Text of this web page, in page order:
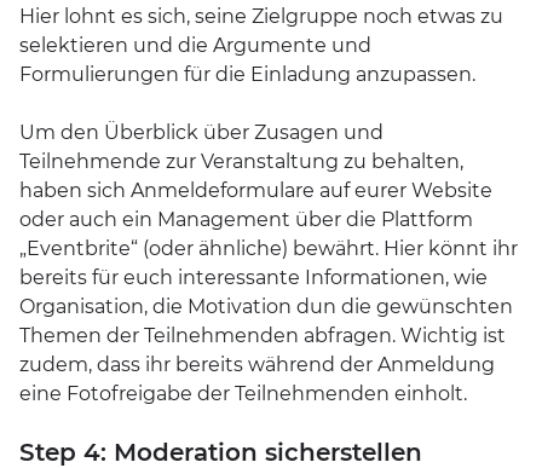
Hier lohnt es sich, seine Zielgruppe noch etwas zu
selektieren und die Argumente und
Formulierungen für die Einladung anzupassen.
Um den Überblick über Zusagen und
Teilnehmende zur Veranstaltung zu behalten,
haben sich Anmeldeformulare auf eurer Website
oder auch ein Management über die Plattform
„Eventbrite“ (oder ähnliche) bewährt. Hier könnt ihr
bereits für euch interessante Informationen, wie
Organisation, die Motivation dun die gewünschten
Themen der Teilnehmenden abfragen. Wichtig ist
zudem, dass ihr bereits während der Anmeldung
eine Fotofreigabe der Teilnehmenden einholt.
Step 4: Moderation sicherstellen